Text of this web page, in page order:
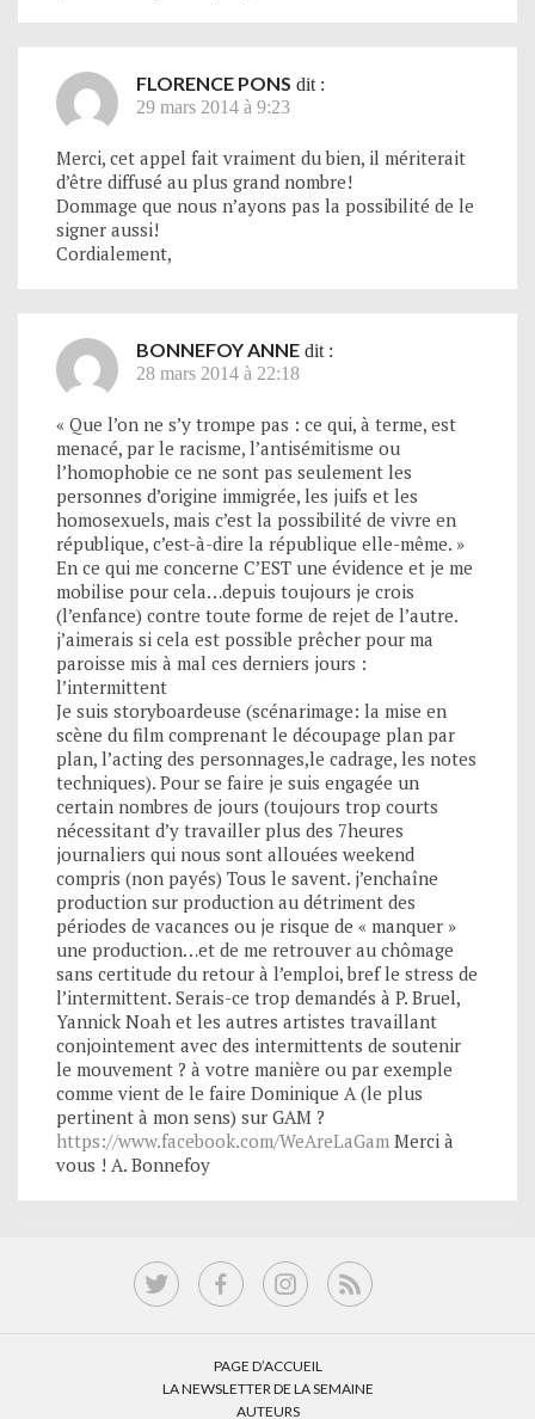
FLORENCE PONS dit :
29 mars 2014 à 9:23
Merci, cet appel fait vraiment du bien, il mériterait
d’être diffusé au plus grand nombre!
Dommage que nous n’ayons pas la possibilité de le
signer aussi!
Cordialement,
BONNEFOY ANNE dit :
28 mars 2014 à 22:18
« Que l’on ne s’y trompe pas : ce qui, à terme, est
menacé, par le racisme, l’antisémitisme ou
l’homophobie ce ne sont pas seulement les
personnes d’origine immigrée, les juifs et les
homosexuels, mais c’est la possibilité de vivre en
république, c’est-à-dire la république elle-même. »
En ce qui me concerne C’EST une évidence et je me
mobilise pour cela…depuis toujours je crois
(l’enfance) contre toute forme de rejet de l’autre.
j’aimerais si cela est possible prêcher pour ma
paroisse mis à mal ces derniers jours :
l’intermittent
Je suis storyboardeuse (scénarimage: la mise en
scène du film comprenant le découpage plan par
plan, l’acting des personnages,le cadrage, les notes
techniques). Pour se faire je suis engagée un
certain nombres de jours (toujours trop courts
nécessitant d’y travailler plus des 7heures
journaliers qui nous sont allouées weekend
compris (non payés) Tous le savent. j’enchaîne
production sur production au détriment des
périodes de vacances ou je risque de « manquer »
une production…et de me retrouver au chômage
sans certitude du retour à l’emploi, bref le stress de
l’intermittent. Serais-ce trop demandés à P. Bruel,
Yannick Noah et les autres artistes travaillant
conjointement avec des intermittents de soutenir
le mouvement ? à votre manière ou par exemple
comme vient de le faire Dominique A (le plus
pertinent à mon sens) sur GAM ?
https://www.facebook.com/WeAreLaGam Merci à
vous ! A. Bonnefoy
PAGE D’ACCUEIL
LA NEWSLETTER DE LA SEMAINE
AUTEURS